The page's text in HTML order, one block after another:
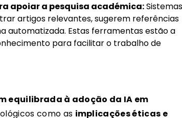
apoiar a pesquisa académica:Sistemas
artigos relevantes, sugerem referências
automatizada. Estas ferramentas estão a
para facilitar o trabalho de
equilibrada à adoção da IA em
como as implicações éticas e